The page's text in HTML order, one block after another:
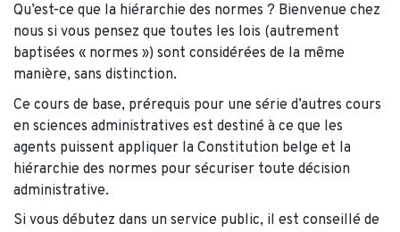
Qu’est-ce que la hiérarchie des normes ? Bienvenue chez
nous si vous pensez que toutes les lois (autrement
baptisées « normes ») sont considérées de la même
manière, sans distinction.
Ce cours de base, prérequis pour une série d’autres cours
en sciences administratives est destiné à ce que les
agents puissent appliquer la Constitution belge et la
hiérarchie des normes pour sécuriser toute décision
administrative.
Si vous débutez dans un service public, il est conseillé de